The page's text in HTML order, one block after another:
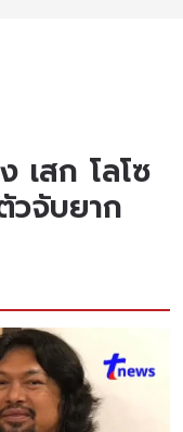
เสก โลโซ
วจับยาก